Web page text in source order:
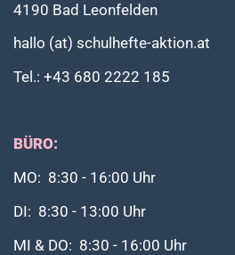
4190 Bad Leonfelden
hallo (at) schulhefte-aktion.at
Tel.: +43 680 2222 185
BÜRO:
MO: 8:30 - 16:00 Uhr
DI: 8:30 - 13:00 Uhr
MI & DO: 8:30 - 16:00 Uhr